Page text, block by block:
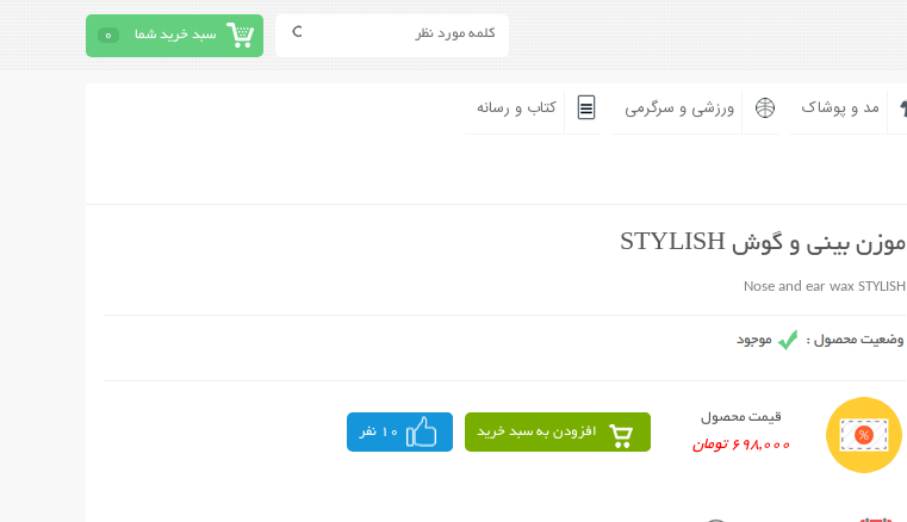
سبد خرید شما 0
مد و پوشاک ورزشی و سرگرمی کتاب و رسانه
موزن بینی و گوش STYLISH
Nose and ear wax STYLISH
قیمت محصول
698,000 تومان
افزودن به سبد خرید 10 نفر